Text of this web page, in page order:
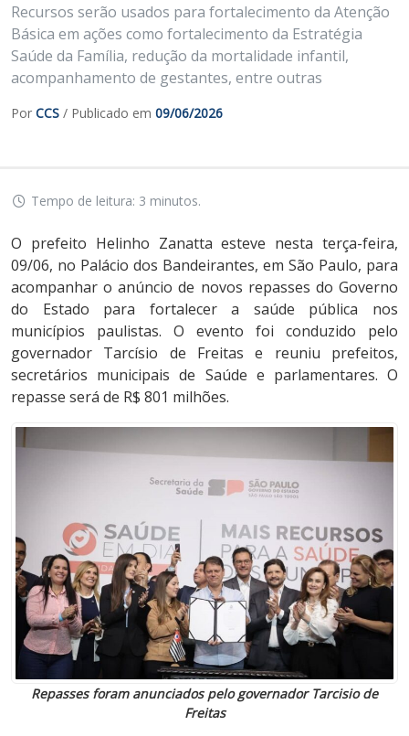
Recursos serão usados para fortalecimento da Atenção
Básica em ações como fortalecimento da Estratégia
Saúde da Família, redução da mortalidade infantil,
acompanhamento de gestantes, entre outras
Por CCS / Publicado em 09/06/2026
Tempo de leitura: 3 minutos.
O prefeito Helinho Zanatta esteve nesta terça-feira,
09/06, no Palácio dos Bandeirantes, em São Paulo, para
acompanhar o anúncio de novos repasses do Governo
do Estado para fortalecer a saúde pública nos
municípios paulistas. O evento foi conduzido pelo
governador Tarcísio de Freitas e reuniu prefeitos,
secretários municipais de Saúde e parlamentares. O
repasse será de R$ 801 milhões.
Repasses foram anunciados pelo governador Tarcisio de
Freitas